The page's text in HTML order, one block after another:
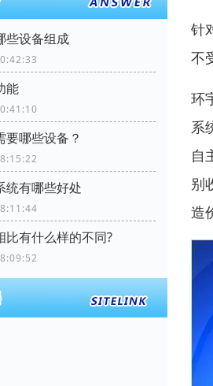
些设备组成
能
哪些设备？
统有哪些好处
比有什么样的不同?
针
不
环
系
自
别
造